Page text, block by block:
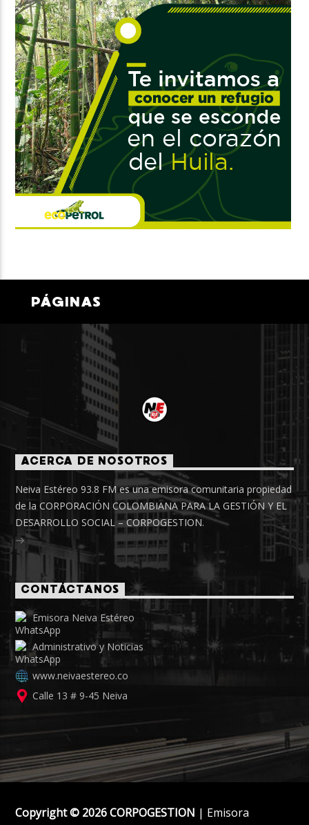
PÁGINAS
ACERCA DE NOSOTROS
Neiva Estéreo 93.8 FM es una emisora comunitaria propiedad
de la CORPORACIÓN COLOMBIANA PARA LA GESTIÓN Y EL
DESARROLLO SOCIAL – CORPOGESTION.
CONTÁCTANOS
Emisora Neiva Estéreo
Administrativo y Noticias
www.neivaestereo.co
Calle 13 # 9-45 Neiva
Copyright © 2026 CORPOGESTION | Emisora